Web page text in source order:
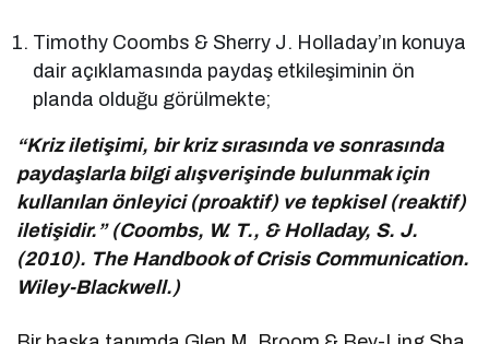
Timothy Coombs & Sherry J. Holladay’ın konuya
dair açıklamasında paydaş etkileşiminin ön
planda olduğu görülmekte;
“Kriz iletişimi, bir kriz sırasında ve sonrasında
paydaşlarla bilgi alışverişinde bulunmak için
kullanılan önleyici (proaktif) ve tepkisel (reaktif)
iletişidir.” (Coombs, W. T., & Holladay, S. J.
(2010). The Handbook of Crisis Communication.
Wiley-Blackwell.)